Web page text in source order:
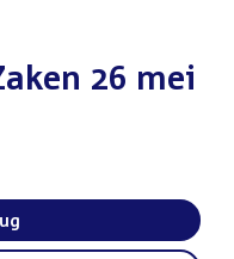
26 mei
link: